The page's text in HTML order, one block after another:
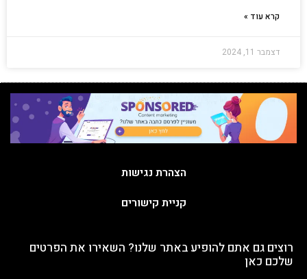
קרא עוד »
דצמבר 11, 2024
הצהרת נגישות
קניית קישורים
רוצים גם אתם להופיע באתר שלנו? השאירו את הפרטים
שלכם כאן